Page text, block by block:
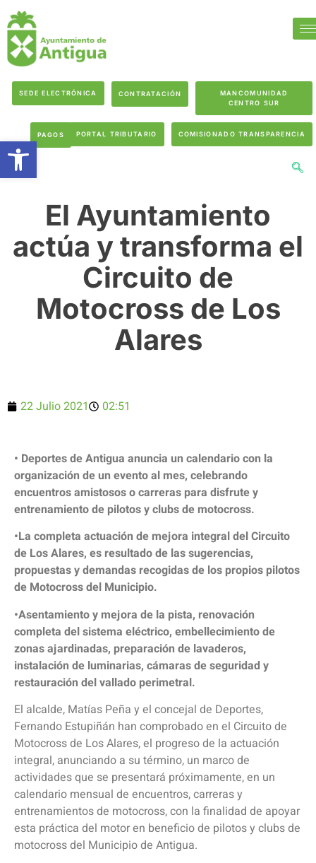
SEDE ELECTRÓNICA CONTRATACIÓN
MANCOMUNIDAD
CENTRO SUR
PAGOS PORTAL TRIBUTARIO COMISIONADO TRANSPARENCIA
El Ayuntamiento
actúa y transforma el
Circuito de
Motocross de Los
Alares
22 Julio 2021 02:51
• Deportes de Antigua anuncia un calendario con la
organización de un evento al mes, celebrando
encuentros amistosos o carreras para disfrute y
entrenamiento de pilotos y clubs de motocross.
•La completa actuación de mejora integral del Circuito
de Los Alares, es resultado de las sugerencias,
propuestas y demandas recogidas de los propios pilotos
de Motocross del Municipio.
•Asentamiento y mejora de la pista, renovación
completa del sistema eléctrico, embellecimiento de
zonas ajardinadas, preparación de lavaderos,
instalación de luminarias, cámaras de seguridad y
restauración del vallado perimetral.
El alcalde, Matías Peña y el concejal de Deportes,
Fernando Estupiñán han comprobado en el Circuito de
Motocross de Los Alares, el progreso de la actuación
integral, anunciando a su término, un marco de
actividades que se presentará próximamente, en un
calendario mensual de encuentros, carreras y
entrenamientos de motocross, con la finalidad de apoyar
esta práctica del motor en beneficio de pilotos y clubs de
motocross del Municipio de Antigua.
Abrir barra de herramientas